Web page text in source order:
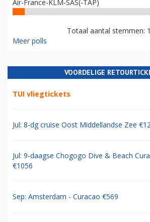
Air-France-KLM-SAS(-TAP)
Totaal aantal stemmen:
Meer polls
VOORDELIGE
TUI vliegtickets
Jul: 8-dg cruise Oost Middellandse Zee
Jul: 9-daagse Chogogo Dive & Beach
€1056
Sep: Amsterdam - Curacao €569